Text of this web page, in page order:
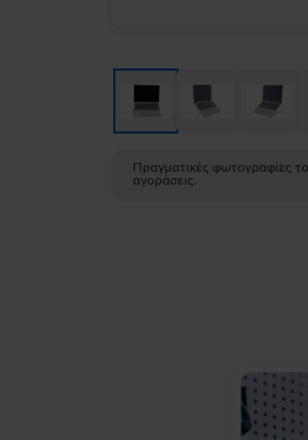
Πραγματικές φωτογραφίες
αγοράσεις.